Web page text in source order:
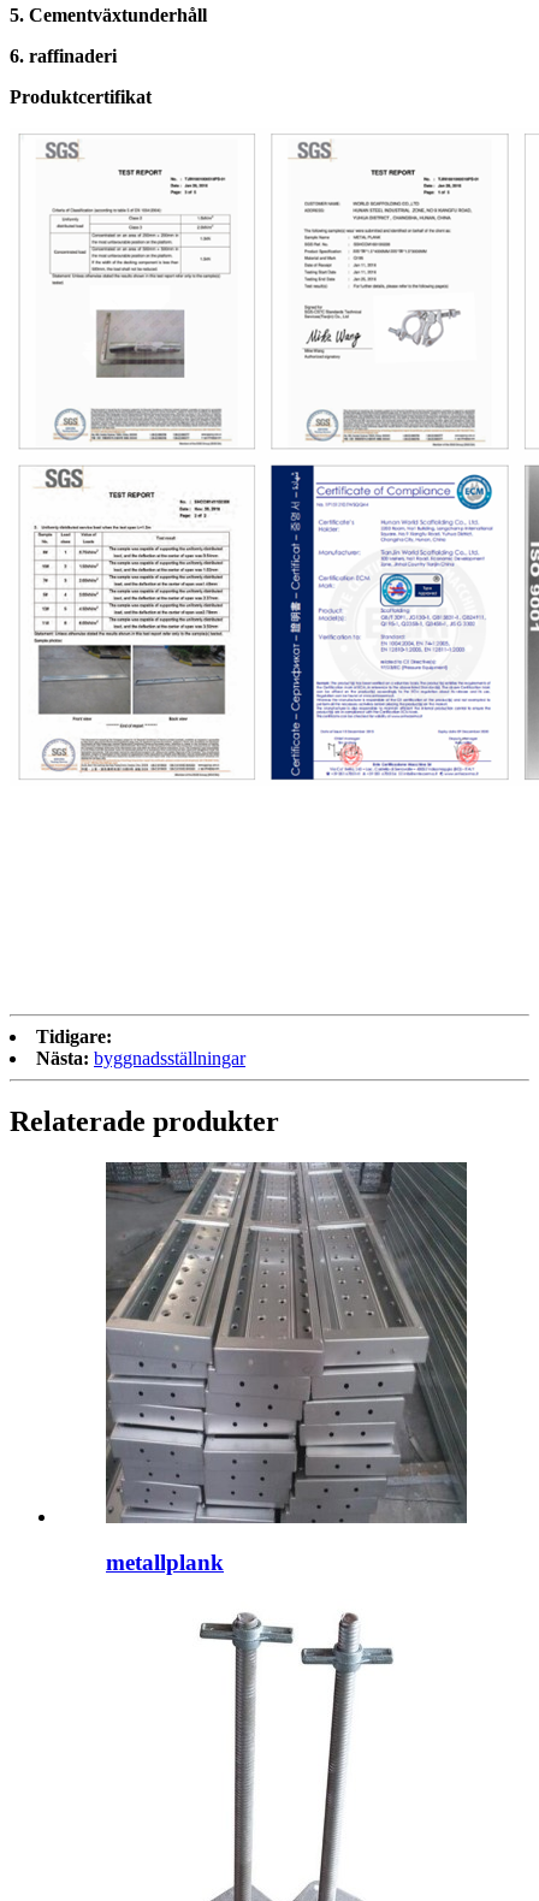
5. Cementväxtunderhåll
6. raffinaderi
Produktcertifikat
Tidigare:
Nästa: byggnadsställningar
Relaterade produkter
metallplank